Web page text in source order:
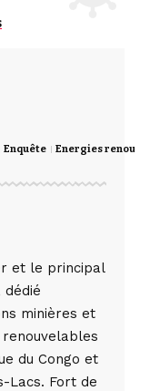
Enquête Energies
et le principal
dédié
minières et
du Congo et
Lacs. Fort de